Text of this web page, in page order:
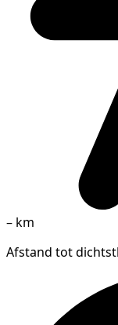
– km
Afstand tot